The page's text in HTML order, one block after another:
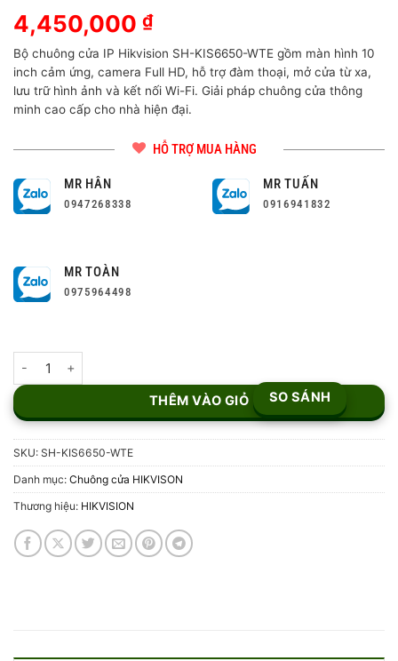
4,450,000 ₫
Bộ chuông cửa IP Hikvision SH-KIS6650-WTE gồm màn hình 10
inch cảm ứng, camera Full HD, hỗ trợ đàm thoại, mở cửa từ xa,
lưu trữ hình ảnh và kết nối Wi-Fi. Giải pháp chuông cửa thông
minh cao cấp cho nhà hiện đại.
HỖ TRỢ MUA HÀNG
MR HÂN
0947268338
MR TUẤN
0916941832
MR TOÀN
0975964498
THÊM VÀO GIỎ SO SÁNH
SKU: SH-KIS6650-WTE
Danh mục: Chuông cửa HIKVISON
Thương hiệu: HIKVISION